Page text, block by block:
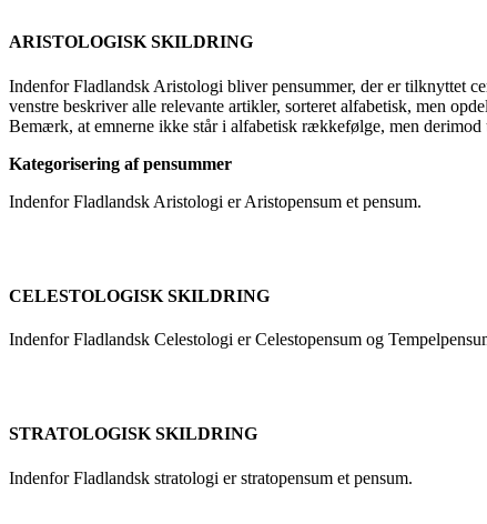
ARISTOLOGISK SKILDRING
Indenfor Fladlandsk Aristologi bliver pensummer, der er tilknyttet
venstre beskriver alle relevante artikler, sorteret alfabetisk, men
Bemærk, at emnerne ikke står i alfabetisk rækkefølge, men
Kategorisering af pensummer
Indenfor Fladlandsk Aristologi er Aristopensum et pensum.
CELESTOLOGISK SKILDRING
Indenfor Fladlandsk Celestologi er Celestopensum og
STRATOLOGISK SKILDRING
Indenfor Fladlandsk stratologi er stratopensum et pensum.